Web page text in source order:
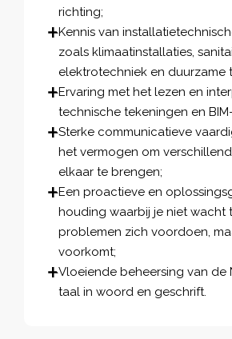
richting;
Kennis van
zoals klimaatinstallaties,
elektrotechniek en duurzame
Ervaring met het lezen en
technische tekeningen en
Sterke communicatieve
het vermogen om
elkaar te brengen;
Een proactieve en
houding waarbij je niet wacht
problemen zich voordoen,
voorkomt;
Vloeiende beheersing van de
taal in woord en geschrift.